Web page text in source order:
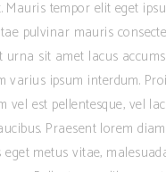
Mauris tempor elit eget
pulvinar mauris
urna sit amet lacus
varius ipsum interdum.
vel est pellentesque, vel
Praesent lorem
eget metus vitae,